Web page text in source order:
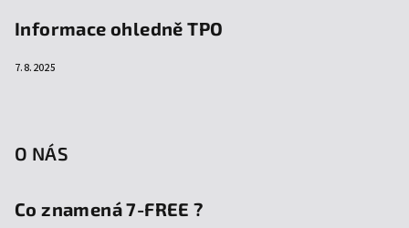
Informace ohledně TPO
7.8.2025
O NÁS
Co znamená 7-FREE ?